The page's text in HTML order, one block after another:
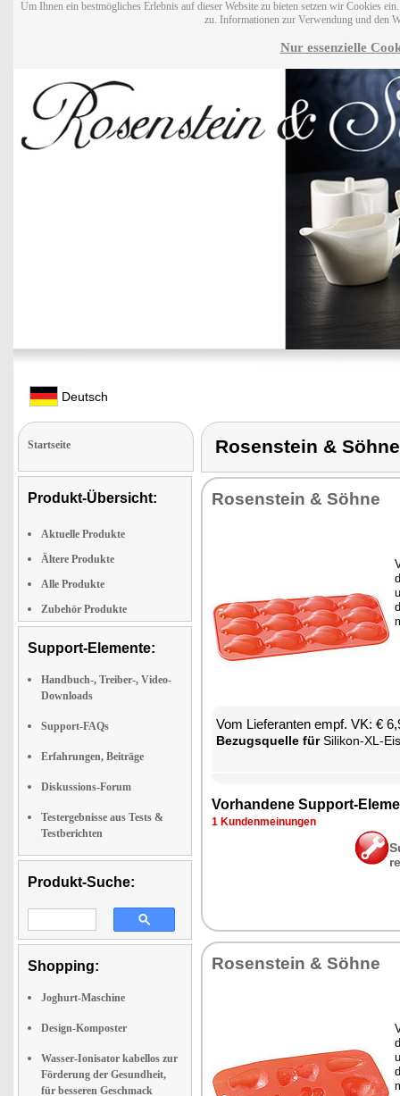
Um Ihnen ein bestmögliches Erlebnis auf dieser Website zu bieten setzen wir Cookies
zu. Informationen zur Verwendung und den
Nur essenzielle
Deutsch
Startseite
Produkt-Übersicht:
Aktuelle Produkte
Ältere Produkte
Alle Produkte
Zubehör Produkte
Support-Elemente:
Handbuch-, Treiber-, Video-
Downloads
Support-FAQs
Erfahrungen, Beiträge
Diskussions-Forum
Testergebnisse aus Tests &
Testberichten
Produkt-Suche:
Shopping:
Joghurt-Maschine
Design-Komposter
Wasser-Ionisator kabellos zur
Förderung der Gesundheit,
für besseren Geschmack
Rosenstein &
Ro­sen­stein & Söh­ne
Vom Lie­fe­ran­ten empf. VK: €
Be­zugs­quel­le fürSi­li­kon-XL-
Vor­han­de­ne Sup­port-
1 Kun­den­mei­nun­gen
Ro­sen­stein & Söh­ne